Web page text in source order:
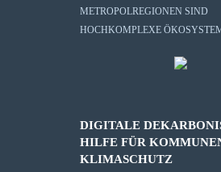
METROPOLREGIONEN SIND
HOCHKOMPLEXE
DIGITALE
HILFE FÜR
KLIMASCHUTZ